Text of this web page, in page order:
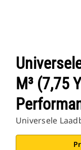
M³ (7,75
Universele